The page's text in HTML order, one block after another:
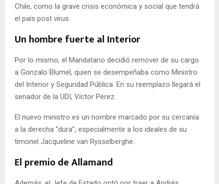
Chile, como la grave crisis económica y social que tendrá
el país post virus.
Un hombre fuerte al Interior
Por lo mismo, el Mandatario decidió remover de su cargo
a Gonzalo Blumel, quien se desempeñaba como Ministro
del Interior y Seguridad Pública. En su reemplazo llegará el
senador de la UDI, Víctor Pérez.
El nuevo ministro es un nombre marcado por su cercanía
a la derecha “dura”, especialmente a los ideales de su
timonel Jacqueline van Rysselberghe.
El premio de Allamand